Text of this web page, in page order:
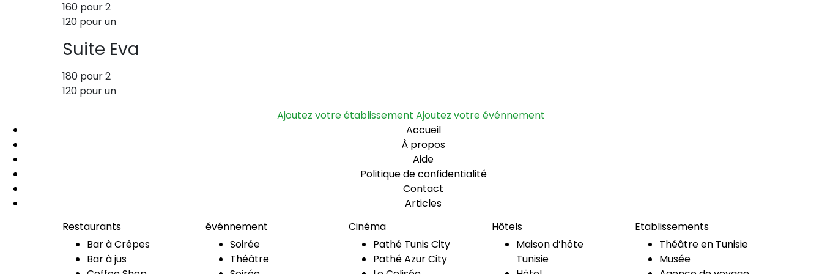
160 pour 2
120 pour un
Suite Eva
180 pour 2
120 pour un
Ajoutez votre établissement Ajoutez votre événnement
Accueil
À propos
Aide
Politique de confidentialité
Contact
Articles
Restaurants
Bar à Crêpes
Bar à jus
événnement
Soirée
Théâtre
Cinéma
Pathé Tunis City
Pathé Azur City
Hôtels
Maison d’hôte
Tunisie
Etablissements
Théâtre en Tunisie
Musée